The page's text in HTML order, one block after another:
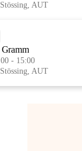
AUT
Gramm
- 15:00
AUT